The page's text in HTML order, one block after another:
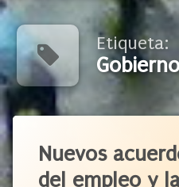
Etiqueta:
Gobierno
Nuevos
del empleo y
Acuerdo
Social
ATA